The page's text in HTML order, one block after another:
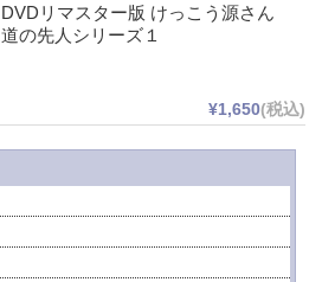
DVDリマスター版 けっこう源さん
道の先人シリーズ１
¥1,650(税込)